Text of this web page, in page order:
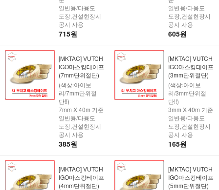
일반용/다용도
도장,건설현장시
공시 사용
715원
일반용/다용도
도장,건설현장시
공시 사용
605원
[MKTAC] VUTCH
IGO마스킹테이프
(7mm단위절단)
(색상:아이보
리/7mm단위절
단!!)
7mm X 40m 기준
일반용/다용도
도장,건설현장시
공시 사용
385원
[MKTAC] VUTCH
IGO마스킹테이프
(3mm단위절단)
(색상:아이보
리/3mm단위절
단!!)
3mm X 40m 기준
일반용/다용도
도장,건설현장시
공시 사용
165원
[MKTAC] VUTCH
IGO마스킹테이프
(4mm단위절단)
[MKTAC] VUTCH
IGO마스킹테이프
(5mm단위절단)